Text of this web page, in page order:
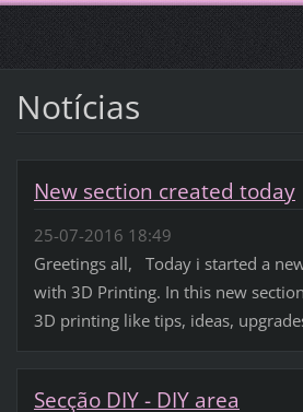
Notícias
New section created today
25-07-2016 18:49
Greetings all, Today i started a
with 3D Printing. In this new
3D printing like tips, ideas,
Secção DIY - DIY area